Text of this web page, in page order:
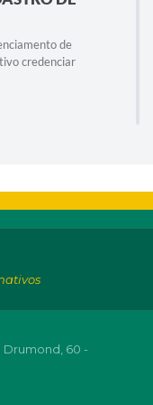
de
credenciar
Drumond, 60 -